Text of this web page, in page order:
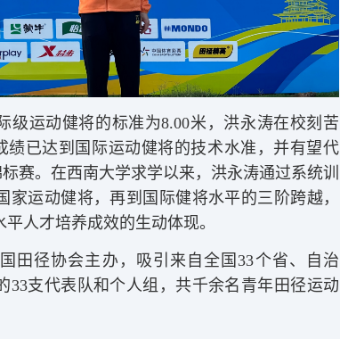
级运动健将的标准为8.00米，洪永涛在校刻苦
绩已达到国际运动健将的技术水准，并有望代
赛。在西南大学求学以来，洪永涛通过系统训
家运动健将，再到国际健将水平的三阶跨越，
人才培养成效的生动体现。
田径协会主办，吸引来自全国33个省、自治
33支代表队和个人组，共千余名青年田径运动